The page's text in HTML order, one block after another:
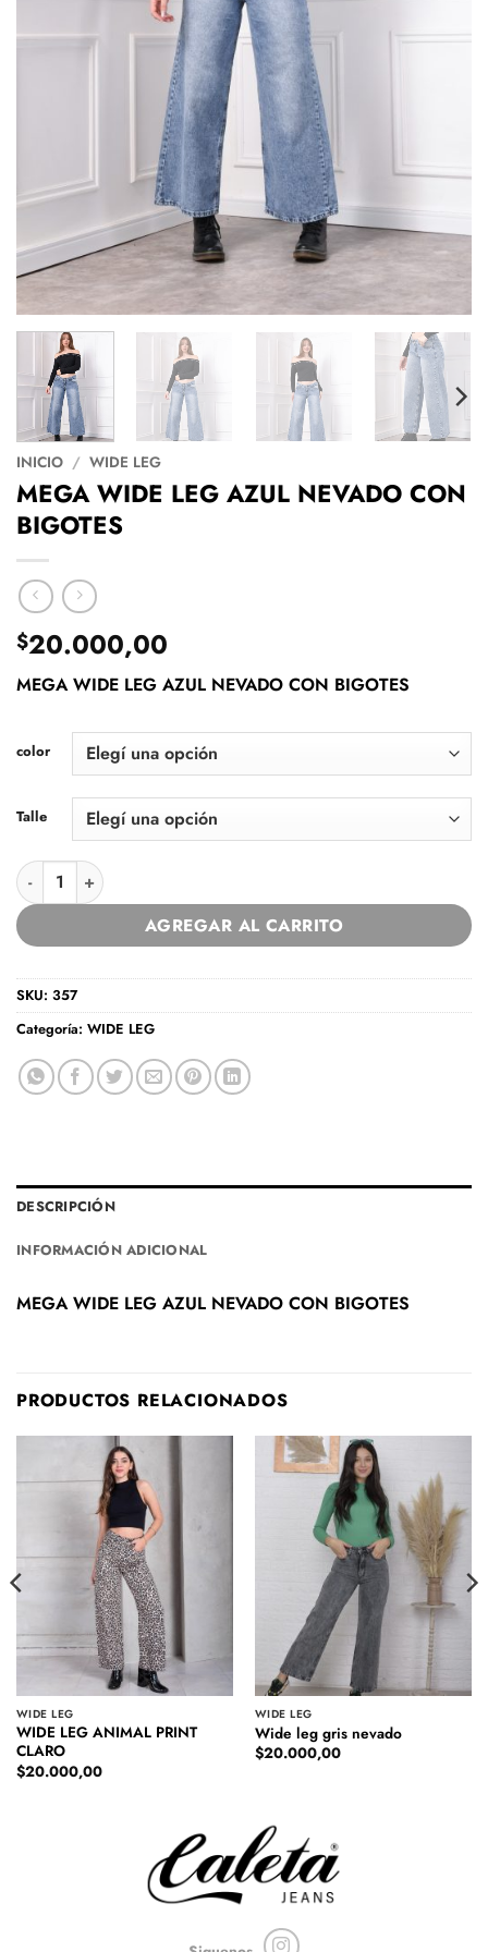
INICIO / WIDE LEG
MEGA WIDE LEG AZUL NEVADO CON
BIGOTES
$20.000,00
MEGA WIDE LEG AZUL NEVADO CON BIGOTES
color
Talle
MEGA WIDE LEG AZUL NEVADO CON BIGOTES cantidad
AGREGAR AL CARRITO
SKU: 357
Categoría: WIDE LEG
DESCRIPCIÓN
INFORMACIÓN ADICIONAL
MEGA WIDE LEG AZUL NEVADO CON BIGOTES
PRODUCTOS RELACIONADOS
WIDE LEG
WIDE LEG ANIMAL PRINT
CLARO
$20.000,00
WIDE LEG
Wide leg gris nevado
$20.000,00